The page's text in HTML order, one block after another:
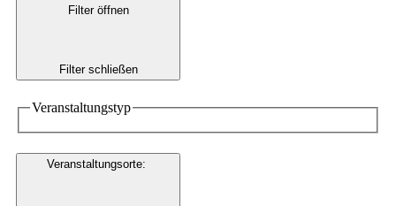
Filter öffnen
Filter schließen
Veranstaltungstyp
Veranstaltungsorte: